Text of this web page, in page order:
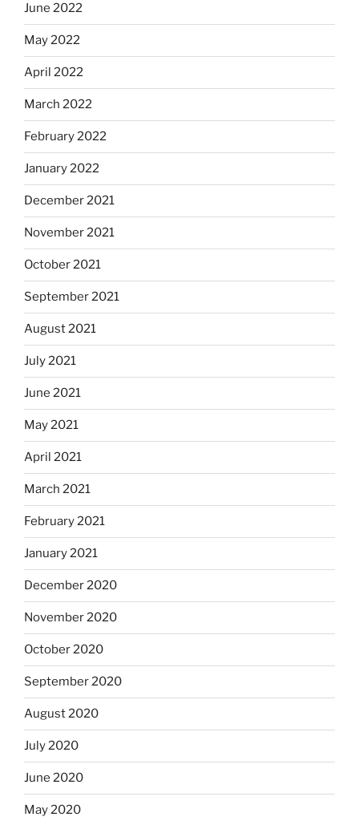
June 2022
May 2022
April 2022
March 2022
February 2022
January 2022
December 2021
November 2021
October 2021
September 2021
August 2021
July 2021
June 2021
May 2021
April 2021
March 2021
February 2021
January 2021
December 2020
November 2020
October 2020
September 2020
August 2020
July 2020
June 2020
May 2020